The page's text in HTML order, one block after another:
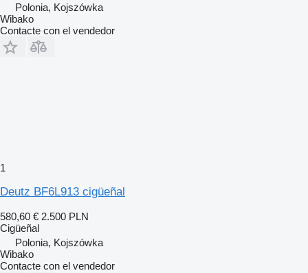
Polonia, Kojszówka
Wibako
Contacte con el vendedor
1
Deutz BF6L913 cigüeñal
580,60 € 2.500 PLN
Cigüeñal
Polonia, Kojszówka
Wibako
Contacte con el vendedor